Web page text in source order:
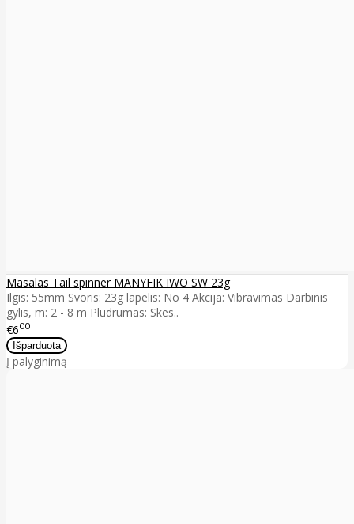
Masalas Tail spinner MANYFIK IWO SW 23g
Ilgis: 55mm Svoris: 23g lapelis: No 4 Akcija: Vibravimas Darbinis
gylis, m: 2 - 8 m Plūdrumas: Skes..
€600
Į palyginimą